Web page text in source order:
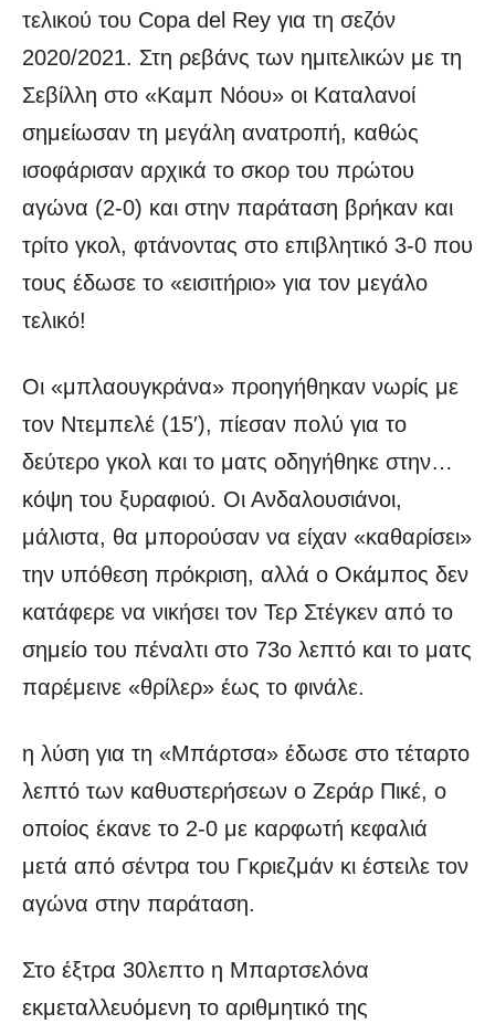
τελικού του Copa del Rey για τη σεζόν
2020/2021. Στη ρεβάνς των ημιτελικών με τη
Σεβίλλη στο «Καμπ Νόου» οι Καταλανοί
σημείωσαν τη μεγάλη ανατροπή, καθώς
ισοφάρισαν αρχικά το σκορ του πρώτου
αγώνα (2-0) και στην παράταση βρήκαν και
τρίτο γκολ, φτάνοντας στο επιβλητικό 3-0 που
τους έδωσε το «εισιτήριο» για τον μεγάλο
τελικό!
Οι «μπλαουγκράνα» προηγήθηκαν νωρίς με
τον Ντεμπελέ (15′), πίεσαν πολύ για το
δεύτερο γκολ και το ματς οδηγήθηκε στην…
κόψη του ξυραφιού. Οι Ανδαλουσιάνοι,
μάλιστα, θα μπορούσαν να είχαν «καθαρίσει»
την υπόθεση πρόκριση, αλλά ο Οκάμπος δεν
κατάφερε να νικήσει τον Τερ Στέγκεν από το
σημείο του πέναλτι στο 73ο λεπτό και το ματς
παρέμεινε «θρίλερ» έως το φινάλε.
η λύση για τη «Μπάρτσα» έδωσε στο τέταρτο
λεπτό των καθυστερήσεων ο Ζεράρ Πικέ, ο
οποίος έκανε το 2-0 με καρφωτή κεφαλιά
μετά από σέντρα του Γκριεζμάν κι έστειλε τον
αγώνα στην παράταση.
Στο έξτρα 30λεπτο η Μπαρτσελόνα
εκμεταλλευόμενη το αριθμητικό της